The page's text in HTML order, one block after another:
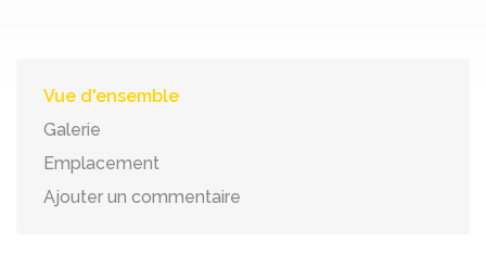
Vue d'ensemble
Galerie
Emplacement
Ajouter un commentaire